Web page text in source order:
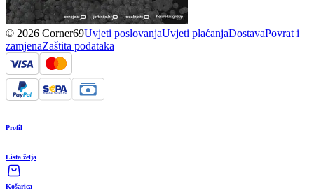
© 2026 Corner69Uvjeti poslovanjaUvjeti plaćanjaDostavaPovrat i
zamjenaZaštita podataka
Profil
Lista želja
Košarica